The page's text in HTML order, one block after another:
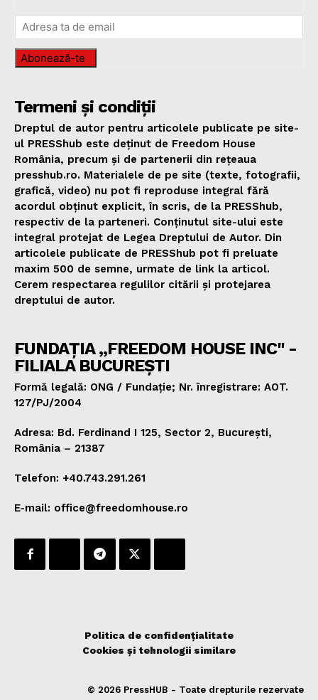
Abonează-te
Termeni și condiții
Dreptul de autor pentru articolele publicate pe site-
ul PRESShub este deținut de Freedom House
România, precum și de partenerii din rețeaua
presshub.ro. Materialele de pe site (texte, fotografii,
grafică, video) nu pot fi reproduse integral fără
acordul obținut explicit, în scris, de la PRESShub,
respectiv de la parteneri. Conținutul site-ului este
integral protejat de Legea Dreptului de Autor. Din
articolele publicate de PRESShub pot fi preluate
maxim 500 de semne, urmate de link la articol.
Cerem respectarea regulilor citării și protejarea
dreptului de autor.
FUNDAȚIA „FREEDOM HOUSE INC" -
FILIALA BUCUREȘTI
Formă legală: ONG / Fundație; Nr. înregistrare: AOT.
127/PJ/2004
Adresa: Bd. Ferdinand I 125, Sector 2, București,
România – 21387
Telefon: +40.743.291.261
E-mail: office@freedomhouse.ro
Politica de confidențialitate
Cookies și tehnologii similare
© 2026 PressHUB - Toate drepturile rezervate